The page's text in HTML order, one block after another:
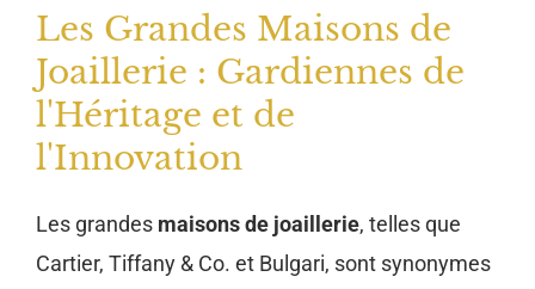
Les Grandes Maisons de
Joaillerie : Gardiennes de
l'Héritage et de
l'Innovation
Les grandes maisons de joaillerie, telles que
Cartier, Tiffany & Co. et Bulgari, sont synonymes